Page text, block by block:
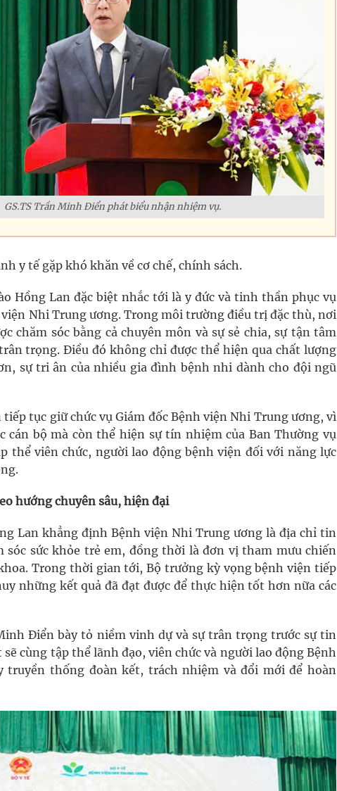
GS.TS Trần Minh Điển phát biểu nhận nhiệm vụ.
y tế gặp khó khăn về cơ chế, chính sách.
Hồng Lan đặc biệt nhắc tới là y đức và tinh thần phục vụ
Nhi Trung ương. Trong môi trường điều trị đặc thù, nơi
chăm sóc bằng cả chuyên môn và sự sẻ chia, sự tận tâm
trọng. Điều đó không chỉ được thể hiện qua chất lượng
sự tri ân của nhiều gia đình bệnh nhi dành cho đội ngũ
tục giữ chức vụ Giám đốc Bệnh viện Nhi Trung ương, vì
bộ mà còn thể hiện sự tín nhiệm của Ban Thường vụ
thể viên chức, người lao động bệnh viện đối với năng lực
hướng chuyên sâu, hiện đại
Lan khẳng định Bệnh viện Nhi Trung ương là địa chỉ tin
sóc sức khỏe trẻ em, đồng thời là đơn vị tham mưu chiến
Trong thời gian tới, Bộ trưởng kỳ vọng bệnh viện tiếp
những kết quả đã đạt được để thực hiện tốt hơn nữa các
Điển bày tỏ niềm vinh dự và sự trân trọng trước sự tin
cùng tập thể lãnh đạo, viên chức và người lao động Bệnh
thống đoàn kết, trách nhiệm và đổi mới để hoàn